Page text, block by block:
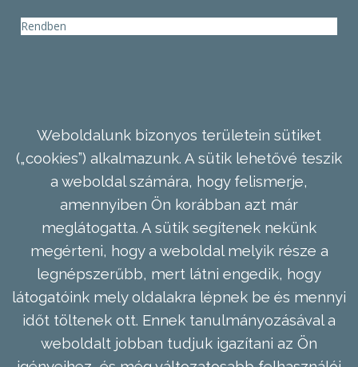
Rendben
Weboldalunk bizonyos területein sütiket
(„cookies”) alkalmazunk. A sütik lehetővé teszik
a weboldal számára, hogy felismerje,
amennyiben Ön korábban azt már
meglátogatta. A sütik segítenek nekünk
megérteni, hogy a weboldal melyik része a
legnépszerűbb, mert látni engedik, hogy
látogatóink mely oldalakra lépnek be és mennyi
időt töltenek ott. Ennek tanulmányozásával a
weboldalt jobban tudjuk igazítani az Ön